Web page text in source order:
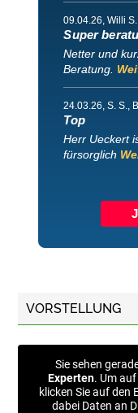
09.04.26, Willi
Super
Netter und
Beratung.
24.03.26, S. S.,
Top
Herr Ueckert
fürsorglich
VORSTELLUNG
Sie sehen
Experten. Um
klicken Sie auf den
dabei Daten an